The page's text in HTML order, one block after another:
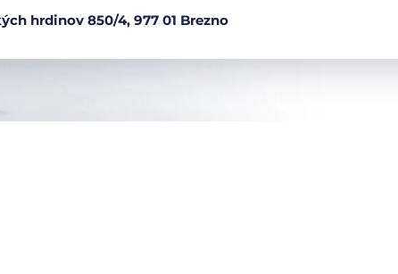
hrdinov 850/4, 977 01 Brezno